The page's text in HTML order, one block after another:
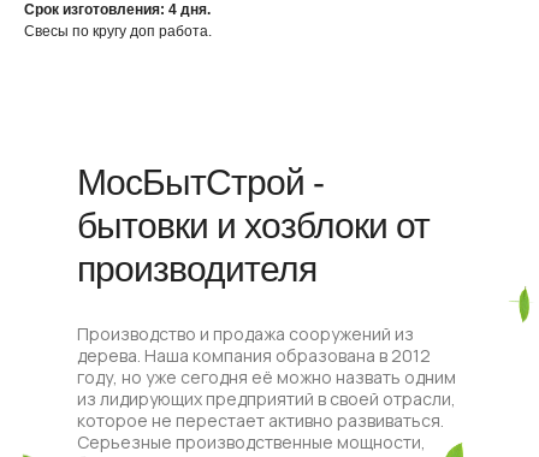
Срок изготовления: 4 дня.
Свесы по кругу доп работа.
МосБытСтрой -
бытовки и хозблоки от
производителя
Производство и продажа сооружений из
дерева. Наша компания образована в 2012
году, но уже сегодня её можно назвать одним
из лидирующих предприятий в своей отрасли,
которое не перестает активно развиваться.
Серьезные производственные мощности,